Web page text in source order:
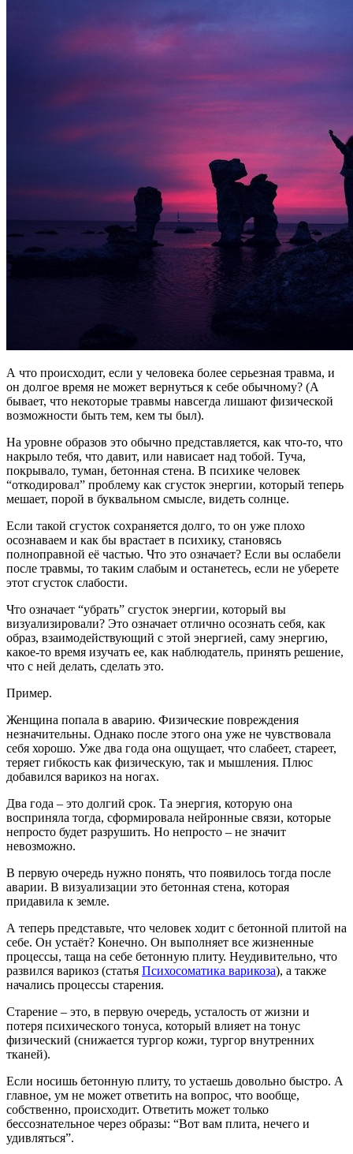
А что происходит, если у человека более серьезная травма, и
он долгое время не может вернуться к себе обычному? (А
бывает, что некоторые травмы навсегда лишают физической
возможности быть тем, кем ты был).
На уровне образов это обычно представляется, как что-то, что
накрыло тебя, что давит, или нависает над тобой. Туча,
покрывало, туман, бетонная стена. В психике человек
“откодировал” проблему как сгусток энергии, который теперь
мешает, порой в буквальном смысле, видеть солнце.
Если такой сгусток сохраняется долго, то он уже плохо
осознаваем и как бы врастает в психику, становясь
полноправной её частью. Что это означает? Если вы ослабели
после травмы, то таким слабым и останетесь, если не уберете
этот сгусток слабости.
Что означает “убрать” сгусток энергии, который вы
визуализировали? Это означает отлично осознать себя, как
образ, взаимодействующий c этой энергией, саму энергию,
какое-то время изучать ее, как наблюдатель, принять решение,
что с ней делать, сделать это.
Пример.
Женщина попала в аварию. Физические повреждения
незначительны. Однако после этого она уже не чувствовала
себя хорошо. Уже два года она ощущает, что слабеет, стареет,
теряет гибкость как физическую, так и мышления. Плюс
добавился варикоз на ногах.
Два года – это долгий срок. Та энергия, которую она
восприняла тогда, сформировала нейронные связи, которые
непросто будет разрушить. Но непросто – не значит
невозможно.
В первую очередь нужно понять, что появилось тогда после
аварии. В визуализации это бетонная стена, которая
придавила к земле.
А теперь представьте, что человек ходит с бетонной плитой на
себе. Он устаёт? Конечно. Он выполняет все жизненные
процессы, таща на себе бетонную плиту. Неудивительно, что
развился варикоз (статья Психосоматика варикоза), а также
начались процессы старения.
Старение – это, в первую очередь, усталость от жизни и
потеря психического тонуса, который влияет на тонус
физический (снижается тургор кожи, тургор внутренних
тканей).
Если носишь бетонную плиту, то устаешь довольно быстро. А
главное, ум не может ответить на вопрос, что вообще,
собственно, происходит. Ответить может только
бессознательное через образы: “Вот вам плита, нечего и
удивляться”.